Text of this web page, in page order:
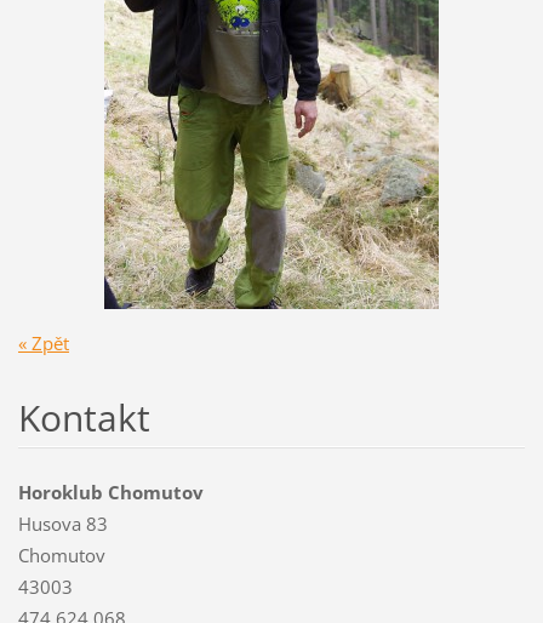
« Zpět
Kontakt
Horoklub Chomutov
Husova 83
Chomutov
43003
474 624 068